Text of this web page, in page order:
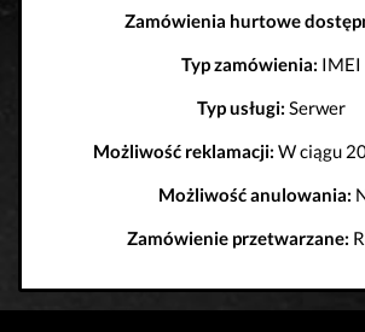
Zamówienia hurtowe
Typ zamówienia: IMEI
Typ usługi: Serwer
Możliwość reklamacji: W ciągu
Możliwość anulowania:
Zamówienie przetwarzane: